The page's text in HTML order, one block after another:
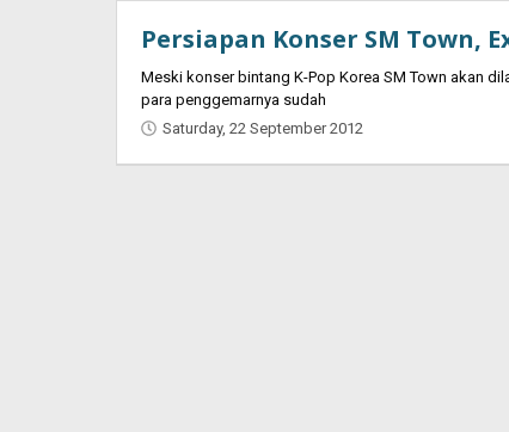
Persiapan Konser SM Town,
Meski konser bintang K-Pop Korea SM Town akan
para penggemarnya sudah
Saturday, 22 September 2012